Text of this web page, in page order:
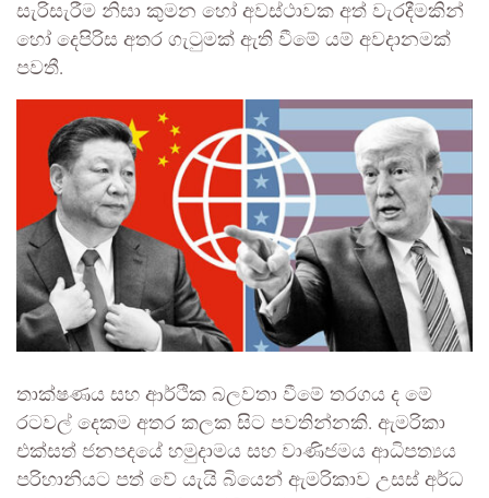
සැරිසැරීම නිසා කුමන හෝ අවස්ථාවක අත් වැරදීමකින්
හෝ දෙපිරිස අතර ගැටුමක් ඇති වීමේ යම් අවදානමක්
පවතී.
තාක්ෂණය සහ ආර්ථික බලවතා වීමේ තරගය ද මේ
රටවල් දෙකම අතර කලක සිට පවතින්නකි. ඇමරිකා
එක්සත් ජනපදයේ හමුදාමය සහ වාණිජමය ආධිපත්‍යය
පරිහානියට පත් වේ යැයි බියෙන් ඇමරිකාව උසස් අර්ධ